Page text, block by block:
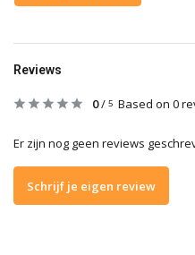
Reviews
0/ 5 Based on 0
Er zijn nog geen reviews
Schrijf je eigen review